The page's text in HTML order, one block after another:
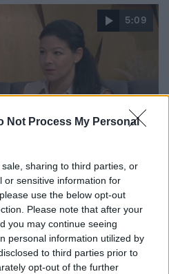
Not Process My Personal
sharing to third parties, or
or sensitive information for
use the below opt-out
Please note that after your
you may continue seeing
personal information utilized by
to third parties prior to
opt-out of the further
5:09
meg Katalin hercegné,
Angliába
köszönhetően Meghan Markle
család birtokán tölthetik a
számolnak be, hogy Charles